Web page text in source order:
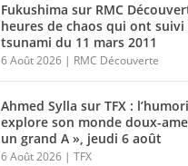
Fukushima sur RMC
heures de chaos qui ont suivi
tsunami du 11 mars 2011
6 Août 2026 | RMC Découverte
Ahmed Sylla sur TFX :
explore son monde doux-
un grand A », jeudi 6 août
6 Août 2026 |TFX